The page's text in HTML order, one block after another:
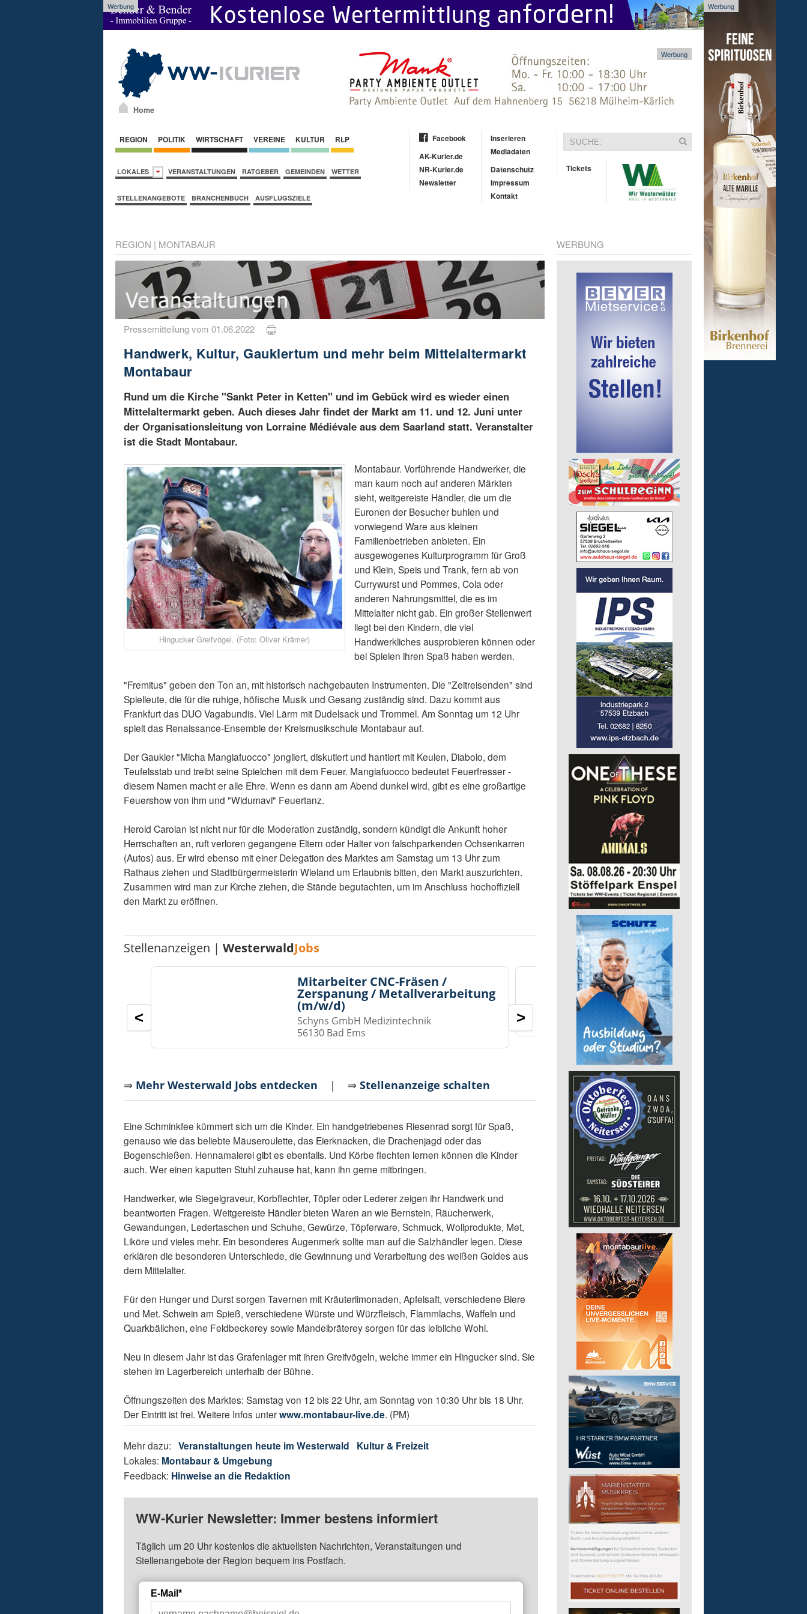
Werbung Werbung
Home
Werbung
REGION POLITIK WIRTSCHAFT VEREINE KULTUR RLP
LOKALES VERANSTALTUNGEN RATGEBER GEMEINDEN WETTER
STELLENANGEBOTE BRANCHENBUCH AUSFLUGSZIELE
Facebook
AK-Kurier.de
NR-Kurier.de
Newsletter
Inserieren
Mediadaten
Datenschutz
Impressum
Kontakt
Tickets
REGION | MONTABAUR
Pressemitteilung vom 01.06.2022
Handwerk, Kultur, Gauklertum und mehr beim Mittelaltermarkt
Montabaur
Rund um die Kirche "Sankt Peter in Ketten" und im Gebück wird es wieder einen
Mittelaltermarkt geben. Auch dieses Jahr findet der Markt am 11. und 12. Juni unter
der Organisationsleitung von Lorraine Médiévale aus dem Saarland statt. Veranstalter
ist die Stadt Montabaur.
Hingucker Greifvögel. (Foto: Oliver Krämer)
Montabaur. Vorführende Handwerker, die
man kaum noch auf anderen Märkten
sieht, weitgereiste Händler, die um die
Euronen der Besucher buhlen und
vorwiegend Ware aus kleinen
Familienbetrieben anbieten. Ein
ausgewogenes Kulturprogramm für Groß
und Klein, Speis und Trank, fern ab von
Currywurst und Pommes, Cola oder
anderen Nahrungsmittel, die es im
Mittelalter nicht gab. Ein großer Stellenwert
liegt bei den Kindern, die viel
Handwerkliches ausprobieren können oder
bei Spielen ihren Spaß haben werden.
"Fremitus" geben den Ton an, mit historisch nachgebauten Instrumenten. Die "Zeitreisenden" sind
Spielleute, die für die ruhige, höfische Musik und Gesang zuständig sind. Dazu kommt aus
Frankfurt das DUO Vagabundis. Viel Lärm mit Dudelsack und Trommel. Am Sonntag um 12 Uhr
spielt das Renaissance-Ensemble der Kreismusikschule Montabaur auf.
Der Gaukler "Micha Mangiafuocco" jongliert, diskutiert und hantiert mit Keulen, Diabolo, dem
Teufelsstab und treibt seine Spielchen mit dem Feuer. Mangiafuocco bedeutet Feuerfresser -
diesem Namen macht er alle Ehre. Wenn es dann am Abend dunkel wird, gibt es eine großartige
Feuershow von ihm und "Widumavi" Feuertanz.
Herold Carolan ist nicht nur für die Moderation zuständig, sondern kündigt die Ankunft hoher
Herrschaften an, ruft verloren gegangene Eltern oder Halter von falschparkenden Ochsenkarren
(Autos) aus. Er wird ebenso mit einer Delegation des Marktes am Samstag um 13 Uhr zum
Rathaus ziehen und Stadtbürgermeisterin Wieland um Erlaubnis bitten, den Markt auszurichten.
Zusammen wird man zur Kirche ziehen, die Stände begutachten, um im Anschluss hochoffiziell
den Markt zu eröffnen.
Stellenanzeigen |WesterwaldJobs
Mitarbeiter CNC-Fräsen /
Zerspanung / Metallverarbeitung
(m/w/d)
Schyns GmbH Medizintechnik
56130 Bad Ems
Finanz- und
(m/w/d)
Pusch AG
56242 Marienrachdorf
< >
⇒ Mehr Westerwald Jobs entdecken | ⇒Stellenanzeige schalten
Eine Schminkfee kümmert sich um die Kinder. Ein handgetriebenes Riesenrad sorgt für Spaß,
genauso wie das beliebte Mäuseroulette, das Eierknacken, die Drachenjagd oder das
Bogenschießen. Hennamalerei gibt es ebenfalls. Und Körbe flechten lernen können die Kinder
auch. Wer einen kaputten Stuhl zuhause hat, kann ihn gerne mitbringen.
Handwerker, wie Siegelgraveur, Korbflechter, Töpfer oder Lederer zeigen ihr Handwerk und
beantworten Fragen. Weitgereiste Händler bieten Waren an wie Bernstein, Räucherwerk,
Gewandungen, Ledertaschen und Schuhe, Gewürze, Töpferware, Schmuck, Wollprodukte, Met,
Liköre und vieles mehr. Ein besonderes Augenmerk sollte man auf die Salzhändler legen. Diese
erklären die besonderen Unterschiede, die Gewinnung und Verarbeitung des weißen Goldes aus
dem Mittelalter.
Für den Hunger und Durst sorgen Tavernen mit Kräuterlimonaden, Apfelsaft, verschiedene Biere
und Met. Schwein am Spieß, verschiedene Würste und Würzfleisch, Flammlachs, Waffeln und
Quarkbällchen, eine Feldbeckerey sowie Mandelbräterey sorgen für das leibliche Wohl.
Neu in diesem Jahr ist das Grafenlager mit ihren Greifvögeln, welche immer ein Hingucker sind. Sie
stehen im Lagerbereich unterhalb der Bühne.
Öffnungszeiten des Marktes: Samstag von 12 bis 22 Uhr, am Sonntag von 10:30 Uhr bis 18 Uhr.
Der Eintritt ist frei. Weitere Infos unterwww.montabaur-live.de. (PM)
Mehr dazu:Veranstaltungen heute im Westerwald Kultur & Freizeit
Lokales: Montabaur & Umgebung
Feedback: Hinweise an die Redaktion
WW-Kurier Newsletter: Immer bestens informiert
Täglich um 20 Uhr kostenlos die aktuellsten Nachrichten, Veranstaltungen und
Stellenangebote der Region bequem ins Postfach.
E-Mail*
WERBUNG